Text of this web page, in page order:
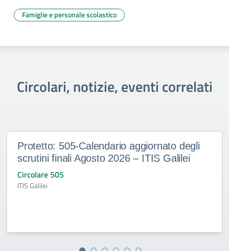
Famiglie e personale scolastico
Circolari, notizie, eventi correlati
Protetto: 505-Calendario aggiornato degli
scrutini finali Agosto 2026 – ITIS Galilei
Circolare 505
ITIS Galilei